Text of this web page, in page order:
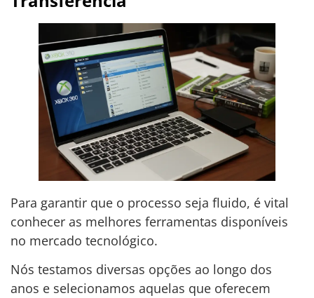
Para garantir que o processo seja fluido, é vital
conhecer as melhores ferramentas disponíveis
no mercado tecnológico.
Nós testamos diversas opções ao longo dos
anos e selecionamos aquelas que oferecem